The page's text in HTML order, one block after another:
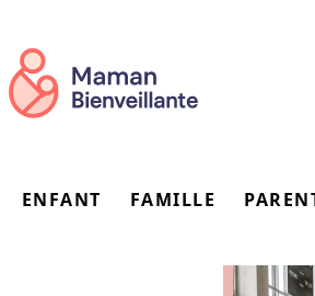
ENFANT FAMILLE